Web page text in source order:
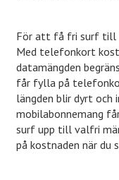
För att få fri surf till
Med telefonkort
datamängden
får fylla på
längden blir dyrt
mobilabonnemang
surf upp till valfri
på kostnaden när du